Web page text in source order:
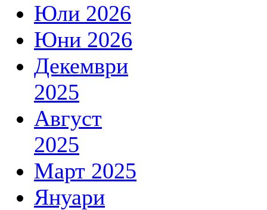
Юли 2026
Юни 2026
Декември
2025
Август
2025
Март 2025
Януари